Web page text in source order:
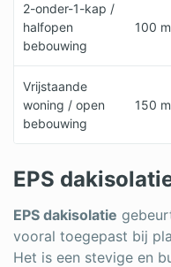
2-onder-1-kap /
halfopen
bebouwing
100
Vrijstaande
woning / open
bebouwing
150
EPS
EPS dakisolatie
vooral toegepast bij
Het is een stevige en